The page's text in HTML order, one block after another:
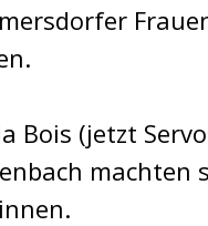
Bois (jetzt